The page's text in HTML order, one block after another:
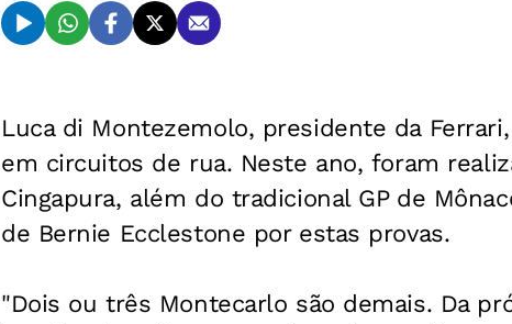
Luca di Montezemolo, presidente da
em circuitos de rua. Neste ano, foram
Cingapura, além do tradicional GP de
de Bernie Ecclestone por estas provas.
"Dois ou três Montecarlo são demais. Da